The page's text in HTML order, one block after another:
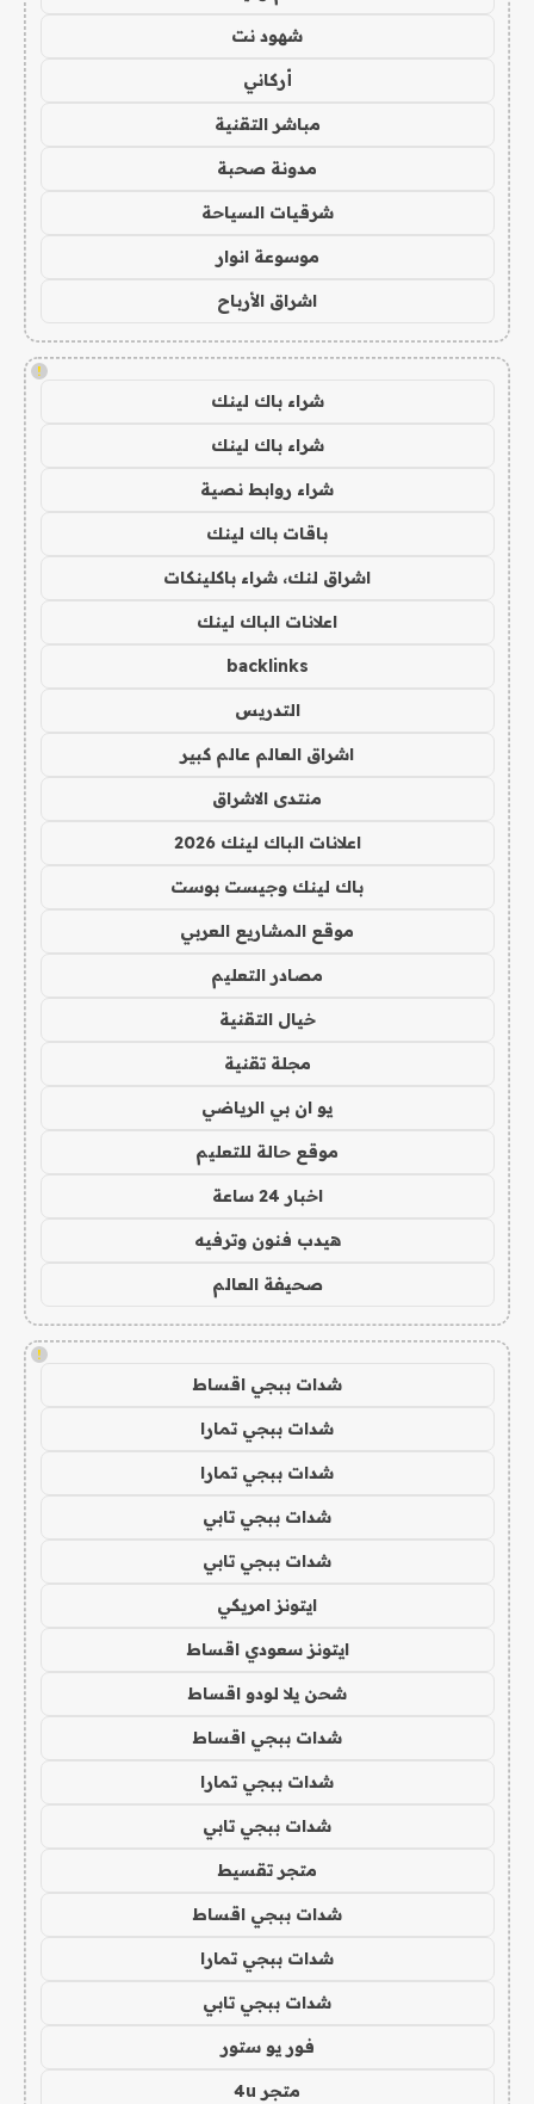
شهود نت
أركاني
مباشر التقنية
مدونة صحبة
شرقيات السياحة
موسوعة انوار
اشراق الأرباح
!
شراء باك لينك
شراء باك لينك
شراء روابط نصية
باقات باك لينك
اشراق لنك، شراء باكلينكات
اعلانات الباك لينك
backlinks
التدريس
اشراق العالم عالم كبير
منتدى الاشراق
اعلانات الباك لينك 2026
باك لينك وجيست بوست
موقع المشاريع العربي
مصادر التعليم
خيال التقنية
مجلة تقنية
يو ان بي الرياضي
موقع حالة للتعليم
اخبار 24 ساعة
هيدب فنون وترفيه
صحيفة العالم
!
شدات ببجي اقساط
شدات ببجي تمارا
شدات ببجي تمارا
شدات ببجي تابي
شدات ببجي تابي
ايتونز امريكي
ايتونز سعودي اقساط
شحن يلا لودو اقساط
شدات ببجي اقساط
شدات ببجي تمارا
شدات ببجي تابي
متجر تقسيط
شدات ببجي اقساط
شدات ببجي تمارا
شدات ببجي تابي
فور يو ستور
متجر 4u